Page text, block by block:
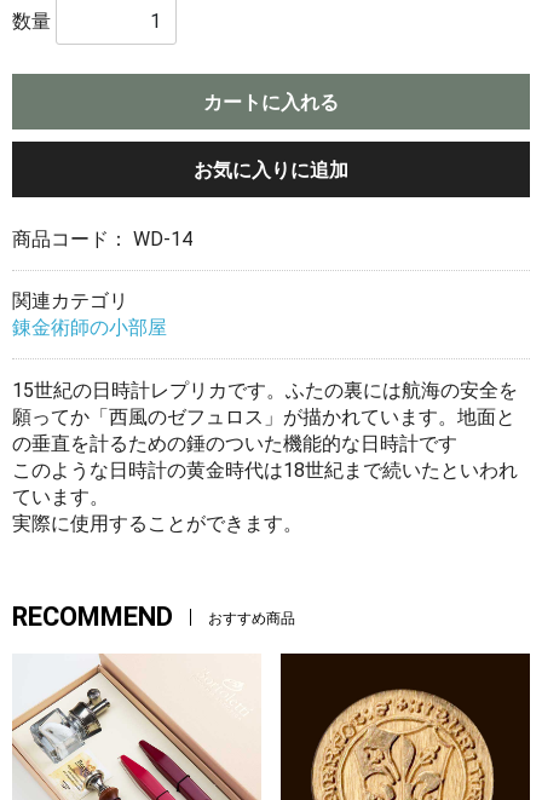
数量
カートに入れる
お気に入りに追加
商品コード： WD-14
関連カテゴリ
錬金術師の小部屋
15世紀の日時計レプリカです。ふたの裏には航海の安全を
願ってか「西風のゼフュロス」が描かれています。地面と
の垂直を計るための錘のついた機能的な日時計です
このような日時計の黄金時代は18世紀まで続いたといわれ
ています。
実際に使用することができます。
RECOMMEND おすすめ商品